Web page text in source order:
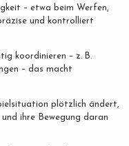
– etwa beim Werfen,
und kontrolliert
koordinieren – z. B.
– das macht
plötzlich ändert,
ihre Bewegung daran